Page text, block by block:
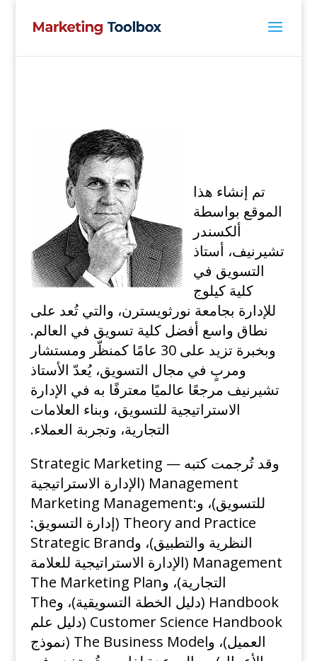
تم إنشاء هذا
الموقع بواسطة
ألكسندر
تشيرنيف، أستاذ
التسويق في
كلية كيلوج
للإدارة بجامعة نورثويسترن، والتي تُعد على
نطاق واسع أفضل كلية تسويق في العالم.
وبخبرة تزيد على 30 عامًا كمنظّر ومستشار
ومربٍ في مجال التسويق، يُعدّ الأستاذ
تشيرنيف مرجعًا عالميًا معترفًا به في الإدارة
الاستراتيجية للتسويق، وبناء العلامات
التجارية، وتجربة العملاء.
وقد تُرجمت كتبه — Strategic Marketing
Management (الإدارة الاستراتيجية
للتسويق)، وMarketing Management:
Theory and Practice (إدارة التسويق:
النظرية والتطبيق)، وStrategic Brand
Management (الإدارة الاستراتيجية للعلامة
التجارية)، وThe Marketing Plan
Handbook (دليل الخطة التسويقية)، وThe
Customer Science Handbook (دليل علم
العميل)، وThe Business Model (نموذج